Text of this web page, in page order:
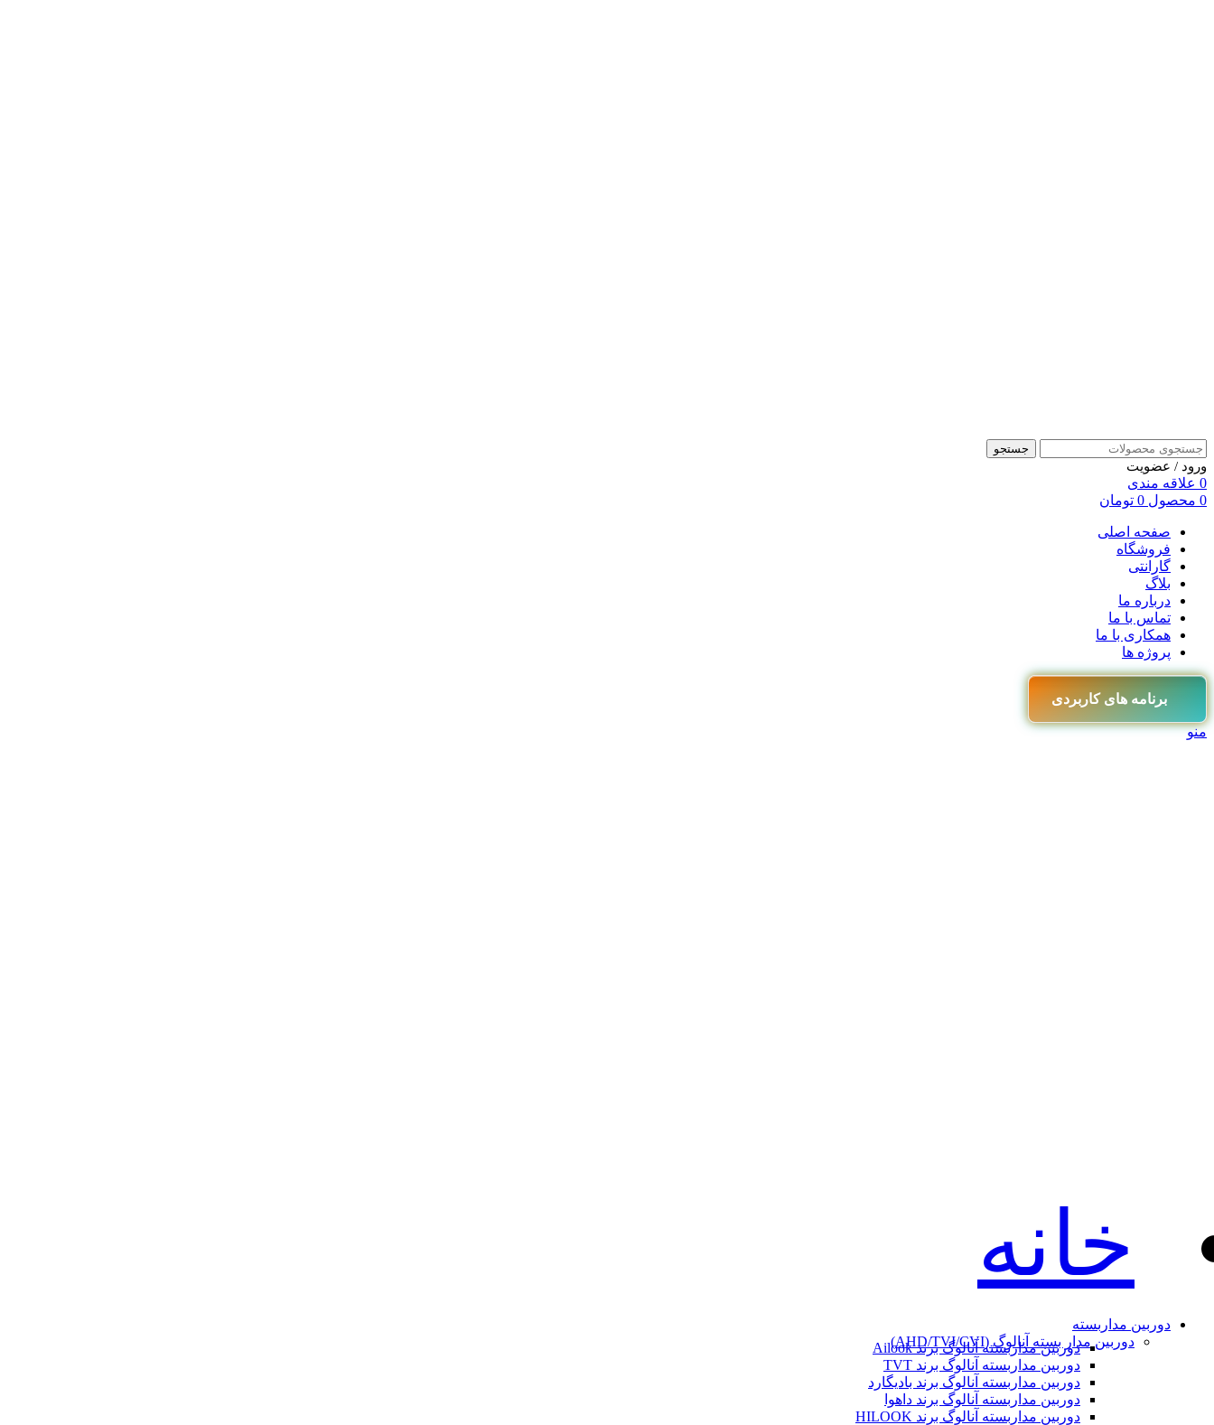
جستجو
ورود / عضویت
0 علاقه مندی
0 محصول 0 تومان
صفحه اصلی
فروشگاه
گارانتی
بلاگ
درباره ما
تماس با ما
همکاری با ما
پروژه ها
برنامه های کاربردی
منو
خانه
دوربین مداربسته
دوربین مدار بسته آنالوگ (AHD/TVI/CVI)
دوربین مداربسته آنالوگ برند Ailook
دوربین مداربسته آنالوگ برند TVT
دوربین مداربسته آنالوگ برند بادیگارد
دوربین مداربسته آنالوگ برند داهوا
دوربین مداربسته آنالوگ برند HILOOK